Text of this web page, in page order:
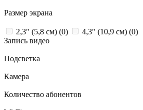
Размер экрана
2,3" (5,8 см) (0) 4,3" (10,9 см) (0)
Запись видео
Подсветка
Камера
Количество абонентов